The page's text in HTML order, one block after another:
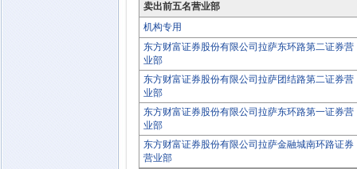
卖出前五名营业部
机构专用
东方财富证券股份有限公司拉萨东环路第二证券营
业部
东方财富证券股份有限公司拉萨团结路第二证券营
业部
东方财富证券股份有限公司拉萨东环路第一证券营
业部
东方财富证券股份有限公司拉萨金融城南环路证券
营业部